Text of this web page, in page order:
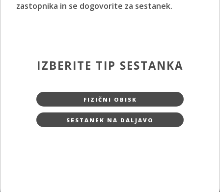
zastopnika in se dogovorite za sestanek.
IZBERITE TIP SESTANKA
FIZIČNI OBISK
SESTANEK NA DALJAVO